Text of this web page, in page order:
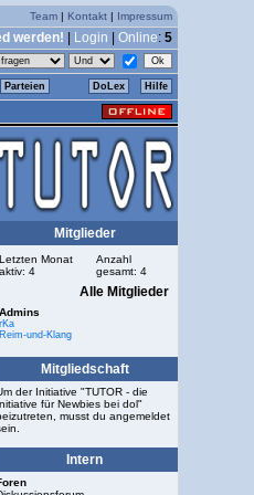
Team | Kontakt | Impressum
werden! Login Online: 5
Parteien DoLex Hilfe
Mitglieder
Letzten Monat
aktiv: 4
Anzahl
gesamt: 4
Alle Mitglieder
Admins
rKa
Reim-und-Klang
Mitgliedschaft
der Initiative "TUTOR - die
für Newbies bei dol"
musst du angemeldet
Intern